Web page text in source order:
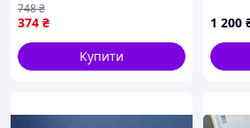
металевий з полімерним
покриттям
374 ₴
748₴
Купити
1 200